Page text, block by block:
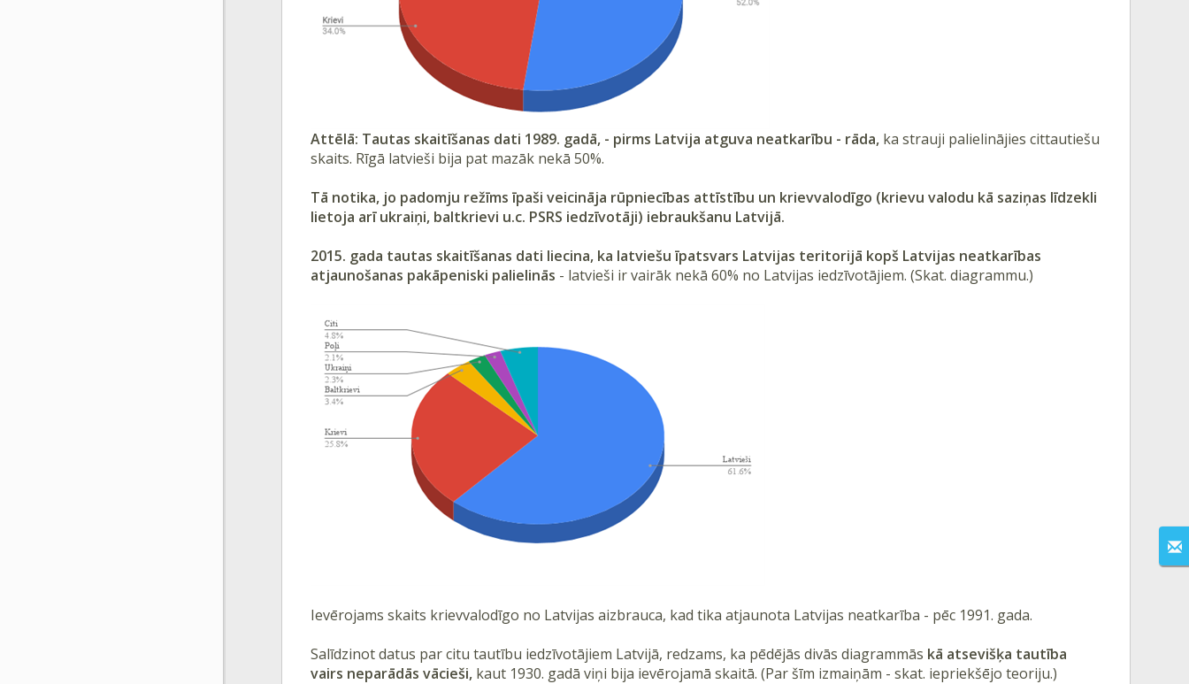
Attēlā: Tautas skaitīšanas dati 1989. gadā, - pirms Latvija atguva neatkarību - rāda, ka strauji palielinājies cittautiešu
skaits. Rīgā latvieši bija pat mazāk nekā 50%.
Tā notika, jo padomju režīms īpaši veicināja rūpniecības attīstību un krievvalodīgo (krievu valodu kā saziņas līdzekli
lietoja arī ukraiņi, baltkrievi u.c. PSRS iedzīvotāji) iebraukšanu Latvijā.
2015. gada tautas skaitīšanas dati liecina, ka latviešu īpatsvars Latvijas teritorijā kopš Latvijas neatkarības
atjaunošanas pakāpeniski palielinās - latvieši ir vairāk nekā 60% no Latvijas iedzīvotājiem. (Skat. diagrammu.)
Ievērojams skaits krievvalodīgo no Latvijas aizbrauca, kad tika atjaunota Latvijas neatkarība - pēc 1991. gada.
Salīdzinot datus par citu tautību iedzīvotājiem Latvijā, redzams, ka pēdējās divās diagrammās kā atsevišķa tautība
vairs neparādās vācieši, kaut 1930. gadā viņi bija ievērojamā skaitā. (Par šīm izmaiņām - skat. iepriekšējo teoriju.)